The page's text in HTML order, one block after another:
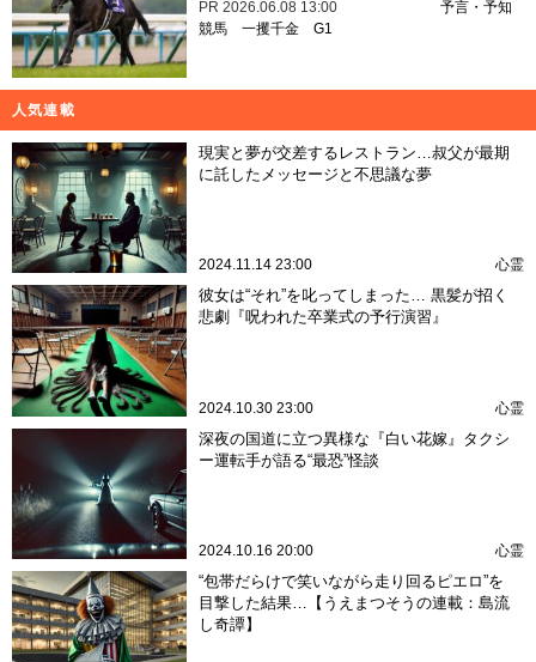
PR 2026.06.08 13:00
予言・予知
競馬 一攫千金 G1
人気連載
現実と夢が交差するレストラン…叔父が最期
に託したメッセージと不思議な夢
2024.11.14 23:00 心霊
彼女は“それ”を叱ってしまった… 黒髪が招く
悲劇『呪われた卒業式の予行演習』
2024.10.30 23:00 心霊
深夜の国道に立つ異様な『白い花嫁』タクシ
ー運転手が語る“最恐”怪談
2024.10.16 20:00 心霊
“包帯だらけで笑いながら走り回るピエロ”を
目撃した結果…【うえまつそうの連載：島流
し奇譚】